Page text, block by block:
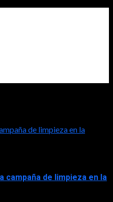
de limpieza en la
campaña de limpieza en la